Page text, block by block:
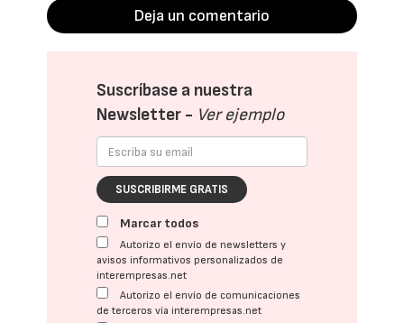
Deja un comentario
Suscríbase a nuestra
Newsletter - Ver ejemplo
SUSCRIBIRME GRATIS
Marcar todos
Autorizo el envío de newsletters y
avisos informativos personalizados de
interempresas.net
Autorizo el envío de comunicaciones
de terceros vía interempresas.net